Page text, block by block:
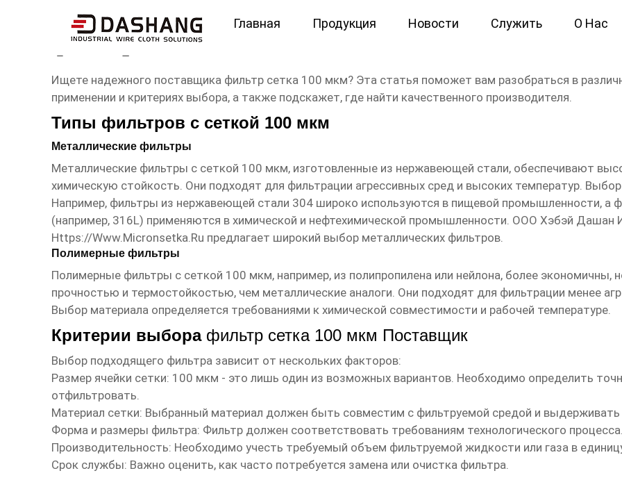
Главная Продукция Новости Служить О Нас
фильтр сетка 100 мкм Поставщик
Ищете надежного поставщика фильтр сетка 100 мкм? Эта статья поможет вам разобраться в
применении и критериях выбора, а также подскажет, где найти качественного производителя.
Типы фильтров с сеткой 100 мкм
Металлические фильтры
Металлические фильтры с сеткой 100 мкм, изготовленные из нержавеющей стали, обеспечивают
химическую стойкость. Они подходят для фильтрации агрессивных сред и высоких температур.
Например, фильтры из нержавеющей стали 304 широко используются в пищевой промышленности, а
(например, 316L) применяются в химической и нефтехимической промышленности. ООО Хэбэй Дашан
Https://www.micronsetka.ru предлагает широкий выбор металлических фильтров.
Полимерные фильтры
Полимерные фильтры с сеткой 100 мкм, например, из полипропилена или нейлона, более
прочностью и термостойкостью, чем металлические аналоги. Они подходят для фильтрации менее
Выбор материала определяется требованиями к химической совместимости и рабочей температуре.
Критерии выбора фильтр сетка 100 мкм Поставщик
Выбор подходящего фильтра зависит от нескольких факторов:
Размер ячейки сетки: 100 мкм - это лишь один из возможных вариантов. Необходимо определить
отфильтровать.
Материал сетки: Выбранный материал должен быть совместим с фильтруемой средой и выдерживать
Форма и размеры фильтра: Фильтр должен соответствовать требованиям технологического
Производительность: Необходимо учесть требуемый объем фильтруемой жидкости или газа в
Срок службы: Важно оценить, как часто потребуется замена или очистка фильтра.